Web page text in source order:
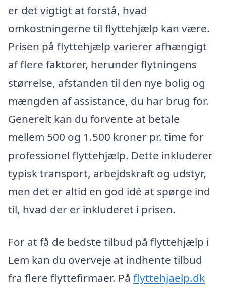
er det vigtigt at forstå, hvad
omkostningerne til flyttehjælp kan være.
Prisen på flyttehjælp varierer afhængigt
af flere faktorer, herunder flytningens
størrelse, afstanden til den nye bolig og
mængden af assistance, du har brug for.
Generelt kan du forvente at betale
mellem 500 og 1.500 kroner pr. time for
professionel flyttehjælp. Dette inkluderer
typisk transport, arbejdskraft og udstyr,
men det er altid en god idé at spørge ind
til, hvad der er inkluderet i prisen.
For at få de bedste tilbud på flyttehjælp i
Lem kan du overveje at indhente tilbud
fra flere flyttefirmaer. På flyttehjaelp.dk